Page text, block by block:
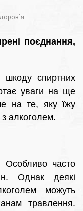
поєднання,
шкоду спиртних
уваги на ще
на те, яку їжу
алкоголем.
Особливо часто
Однак деякі
можуть
травлення.